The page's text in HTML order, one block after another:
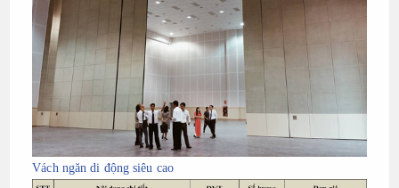
Vách ngăn di động siêu cao